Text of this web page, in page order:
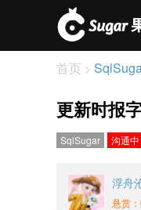
首页 >
更新时报
SqlSugar 沟通中
浮舟
悬赏